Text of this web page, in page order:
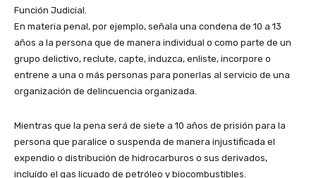
Función Judicial.
En materia penal, por ejemplo, señala una condena de 10 a 13
años a la persona que de manera individual o como parte de un
grupo delictivo, reclute, capte, induzca, enliste, incorpore o
entrene a una o más personas para ponerlas al servicio de una
organización de delincuencia organizada.
Mientras que la pena será de siete a 10 años de prisión para la
persona que paralice o suspenda de manera injustificada el
expendio o distribución de hidrocarburos o sus derivados,
incluído el gas licuado de petróleo y biocombustibles.